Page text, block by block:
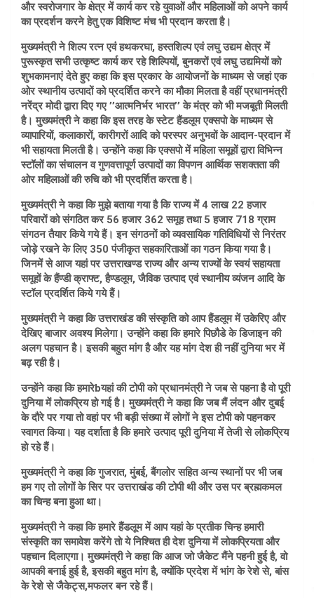
और स्वरोजगार के क्षेत्र में कार्य कर रहे युवाओं और महिलाओं को अपने कार्य
का प्रदर्शन करने हेतु एक विशिष्ट मंच भी प्रदान करता है।
मुख्यमंत्री ने शिल्प रत्न एवं हथकरघा, हस्तशिल्प एवं लघु उद्यम क्षेत्र में
पुरूस्कृत सभी उत्कृष्ट कार्य कर रहे शिल्पियों, बुनकरों एवं लघु उद्यमियों को
शुभकामनाएं देते हुए कहा कि इस प्रकार के आयोजनों के माध्यम से जहां एक
ओर स्थानीय उत्पादों को प्रदर्शित करने का मौका मिलता है वहीं प्रधानमंत्री
नरेंद्र मोदी द्वारा दिए गए ’’आत्मनिर्भर भारत’’ के मंत्र को भी मजबूती मिलती
है। मुख्यमंत्री ने कहा कि इस तरह के स्टेट हैंडलूम एक्सपो के माध्यम से
व्यापारियों, कलाकारों, कारीगरों आदि को परस्पर अनुभवों के आदान-प्रदान में
भी सहायता मिलती है। उन्होंने कहा कि एक्सपो में महिला समूहों द्वारा विभिन्न
स्टॉलों का संचालन व गुणवत्तापूर्ण उत्पादों का विपणन आर्थिक सशक्तता की
ओर महिलाओं की रुचि को भी प्रदर्शित करता है।
मुख्यमंत्री ने कहा कि मुझे बताया गया है कि राज्य में 4 लाख 22 हजार
परिवारों को संगठित कर 56 हजार 362 समूह तथा 5 हजार 718 ग्राम
संगठन तैयार किये गये हैं। इन संगठनों को व्यवसायिक गतिविधियों से निरंतर
जोड़े रखने के लिए 350 पंजीकृत सहकारिताओं का गठन किया गया है।
जिनमें से आज यहां पर उत्तराखण्ड राज्य और अन्य राज्यों के स्वयं सहायता
समूहों के हैंण्डी क्राफ्ट, हैण्डलूम, जैविक उत्पाद एवं स्थानीय व्यंजन आदि के
स्टॉल प्रदर्शित किये गये हैं।
मुख्यमंत्री ने कहा कि उत्तराखंड की संस्कृति को आप हैंडलूम में उकेरिए और
देखिए बाजार अवश्य मिलेगा। उन्होंने कहा कि हमारे पिछौडे के डिजाइन की
अलग पहचान है। इसकी बहुत मांग है और यह मांग देश ही नहीं दुनिया भर में
बढ़ रही है।
उन्होंने कहा कि हमारेbयहां की टोपी को प्रधानमंत्री ने जब से पहना है वो पूरी
दुनिया में लोकप्रिय हो गई है। मुख्यमंत्री ने कहा कि जब मैं लंदन और दुबई
के दौरे पर गया तो वहां पर भी बड़ी संख्या में लोगों ने इस टोपी को पहनकर
स्वागत किया। यह दर्शाता है कि हमारे उत्पाद पूरी दुनिया में तेजी से लोकप्रिय
हो रहे हैं।
मुख्यमंत्री ने कहा कि गुजरात, मुंबई, बैंगलोर सहित अन्य स्थानों पर भी जब
हम गए तो लोगों के सिर पर उत्तराखंड की टोपी थी और उस पर ब्रह्मकमल
का चिन्ह बना हुआ था।
मुख्यमंत्री ने कहा कि हमारे हैंडलूम में आप यहां के प्रतीक चिन्ह हमारी
संस्कृति का समावेश करेंगे तो ये निश्चित ही देश दुनिया में लोकप्रियता और
पहचान दिलाएगा। मुख्यमंत्री ने कहा कि आज जो जैकेट मैंने पहनी हुई है, वो
आपकी बनाई हुई है, इसकी बहुत मांग है, क्योंकि प्रदेश में भांग के रेशे से, बांस
के रेशे से जैकेट्स,मफलर बन रहे हैं।